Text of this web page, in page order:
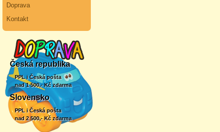
Doprava
Kontakt
Česká republika
PPL i Česká pošta
nad 1 500,- Kč zdarma
Slovensko
PPL i Česká pošta
nad 2 500,- Kč zdarma